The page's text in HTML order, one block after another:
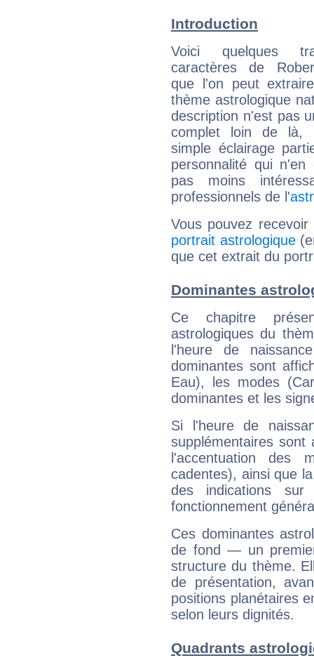
Introduction
Voici quelques
caractères de
que l'on peut
thème astrologique
description n'est pas
complet loin de là,
simple éclairage
personnalité qui n'en
pas moins
professionnels de l'
Vous pouvez
portrait astrologique
que cet extrait du
Dominantes
Ce chapitre
astrologiques du
l'heure de
dominantes sont
Eau), les modes
dominantes et les
Si l'heure de
supplémentaires sont
l'accentuation des
cadentes), ainsi que
des indications sur
fonctionnement
Ces dominantes
de fond — un
structure du thème.
de présentation,
positions planétaires
selon leurs dignités.
Quadrants